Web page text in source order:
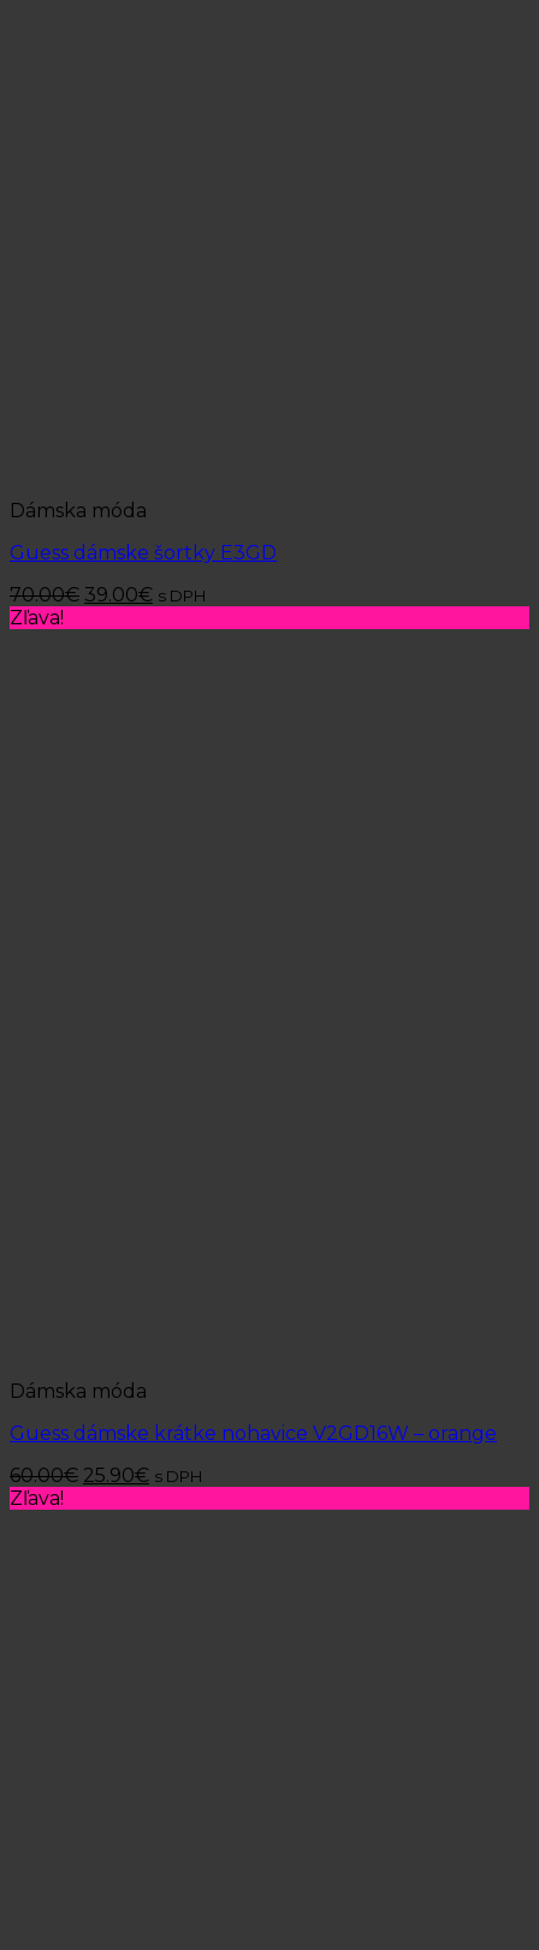
Dámska móda
Guess dámske šortky E3GD
70.00€ 39.00€ s DPH
Zľava!
Dámska móda
Guess dámske krátke nohavice V2GD16W – orange
60.00€ 25.90€ s DPH
Zľava!